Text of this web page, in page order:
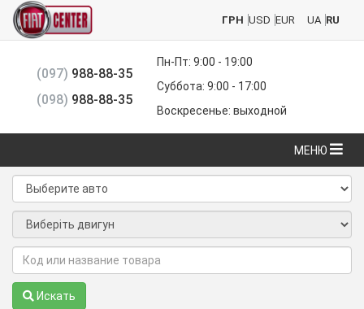
UA RU
ГРН USD EUR
(097) 988-88-35
(098) 988-88-35
Пн-Пт: 9:00 - 19:00
Суббота: 9:00 - 17:00
Воскресенье: выходной
МЕНЮ
Искать